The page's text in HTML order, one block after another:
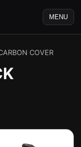
MENU
COVER